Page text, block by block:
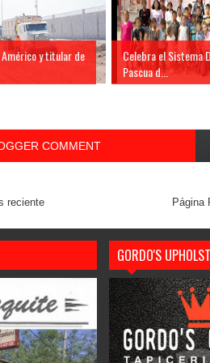
y titular de
Celebra el Sistema
Pascua d...
COMMENT
reciente Página
GORDO'S